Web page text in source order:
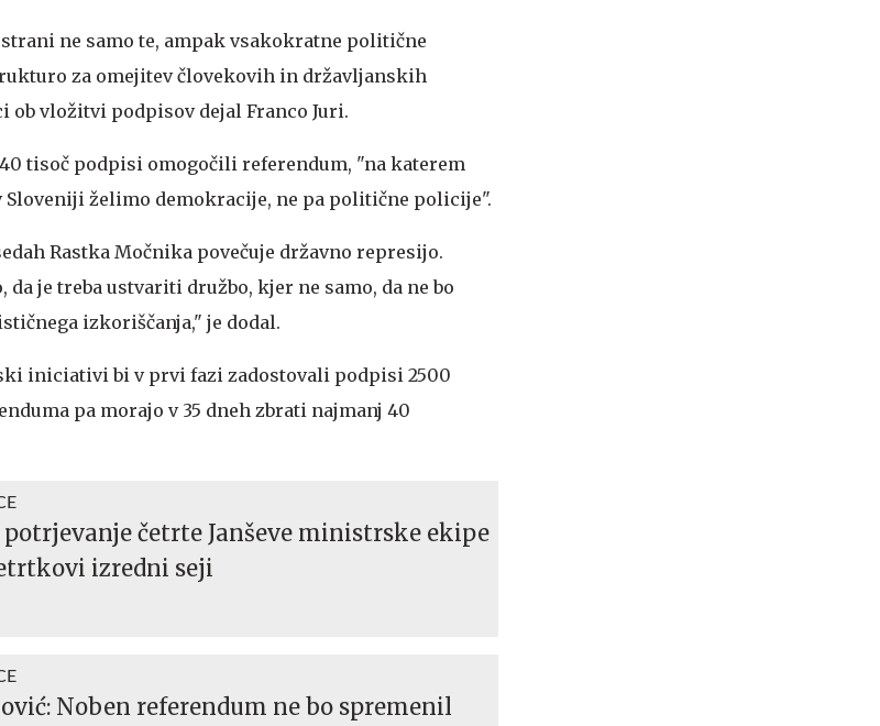
ne samo te, ampak vsakokratne politične
za omejitev človekovih in državljanskih
vložitvi podpisov dejal Franco Juri.
tisoč podpisi omogočili referendum, "na katerem
Sloveniji želimo demokracije, ne pa politične policije".
Rastka Močnika povečuje državno represijo.
je treba ustvariti družbo, kjer ne samo, da ne bo
izkoriščanja," je dodal.
iniciativi bi v prvi fazi zadostovali podpisi 2500
pa morajo v 35 dneh zbrati najmanj 40
potrjevanje četrte Janševe ministrske ekipe
izredni seji
Noben referendum ne bo spremenil